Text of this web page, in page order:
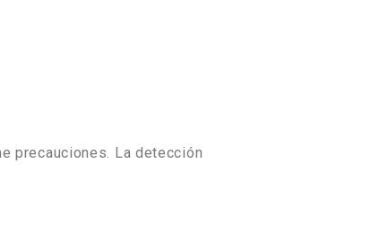
precauciones. La detección